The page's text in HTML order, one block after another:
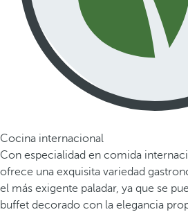
Cocina internacional
Con especialidad en comida
ofrece una exquisita variedad
el más exigente paladar, ya que se
buffet decorado con la elegancia